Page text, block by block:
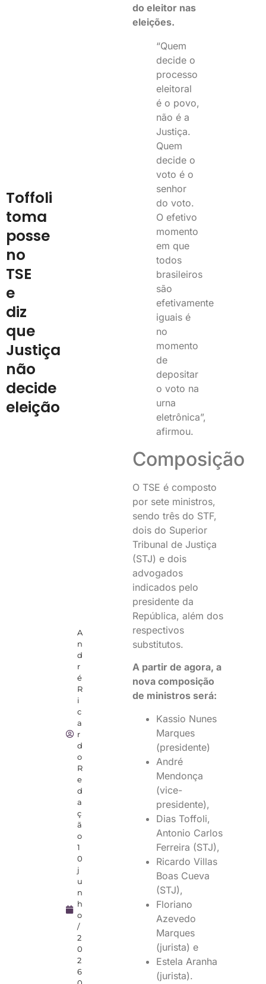
Toffoli
toma
posse
no
TSE
e
diz
que
Justiça
não
decide
eleição
A
n
d
r
é
R
i
c
a
r
d
o
R
e
d
a
ç
ã
o
1
0
j
u
n
h
o
/
2
0
2
6
do eleitor nas
eleições.
“Quem
decide o
processo
eleitoral
é o povo,
não é a
Justiça.
Quem
decide o
voto é o
senhor
do voto.
O efetivo
momento
em que
todos
brasileiros
são
efetivamente
iguais é
no
momento
de
depositar
o voto na
urna
eletrônica”,
afirmou.
Composição
O TSE é composto
por sete ministros,
sendo três do STF,
dois do Superior
Tribunal de Justiça
(STJ) e dois
advogados
indicados pelo
presidente da
República, além dos
respectivos
substitutos.
A partir de agora, a
nova composição
de ministros será:
Kassio Nunes
Marques
(presidente)
André
Mendonça
(vice-
presidente),
Dias Toffoli,
Antonio Carlos
Ferreira (STJ),
Ricardo Villas
Boas Cueva
(STJ),
Floriano
Azevedo
Marques
(jurista) e
Estela Aranha
(jurista).